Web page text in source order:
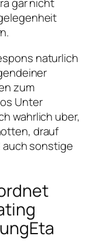
naturlich
zum
Unter
wahrlich uber,
drauf
auch sonstige